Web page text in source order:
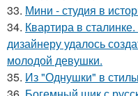
33. Мини - студия в
34. Квартира в
дизайнеру удалось
молодой девушки.
35. Из "Однушки" в